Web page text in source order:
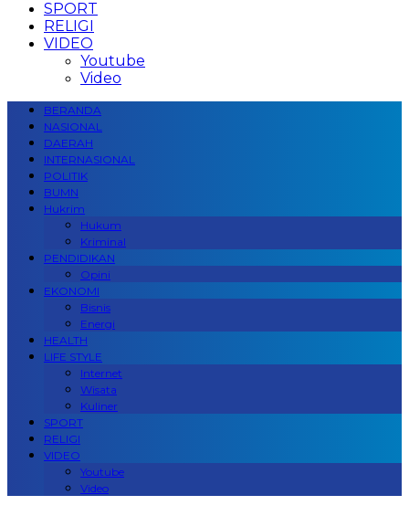
SPORT
RELIGI
VIDEO
Youtube
Video
BERANDA
NASIONAL
DAERAH
INTERNASIONAL
POLITIK
BUMN
Hukrim
Hukum
Kriminal
PENDIDIKAN
Opini
EKONOMI
Bisnis
Energi
HEALTH
LIFE STYLE
Internet
Wisata
Kuliner
SPORT
RELIGI
VIDEO
Youtube
Video